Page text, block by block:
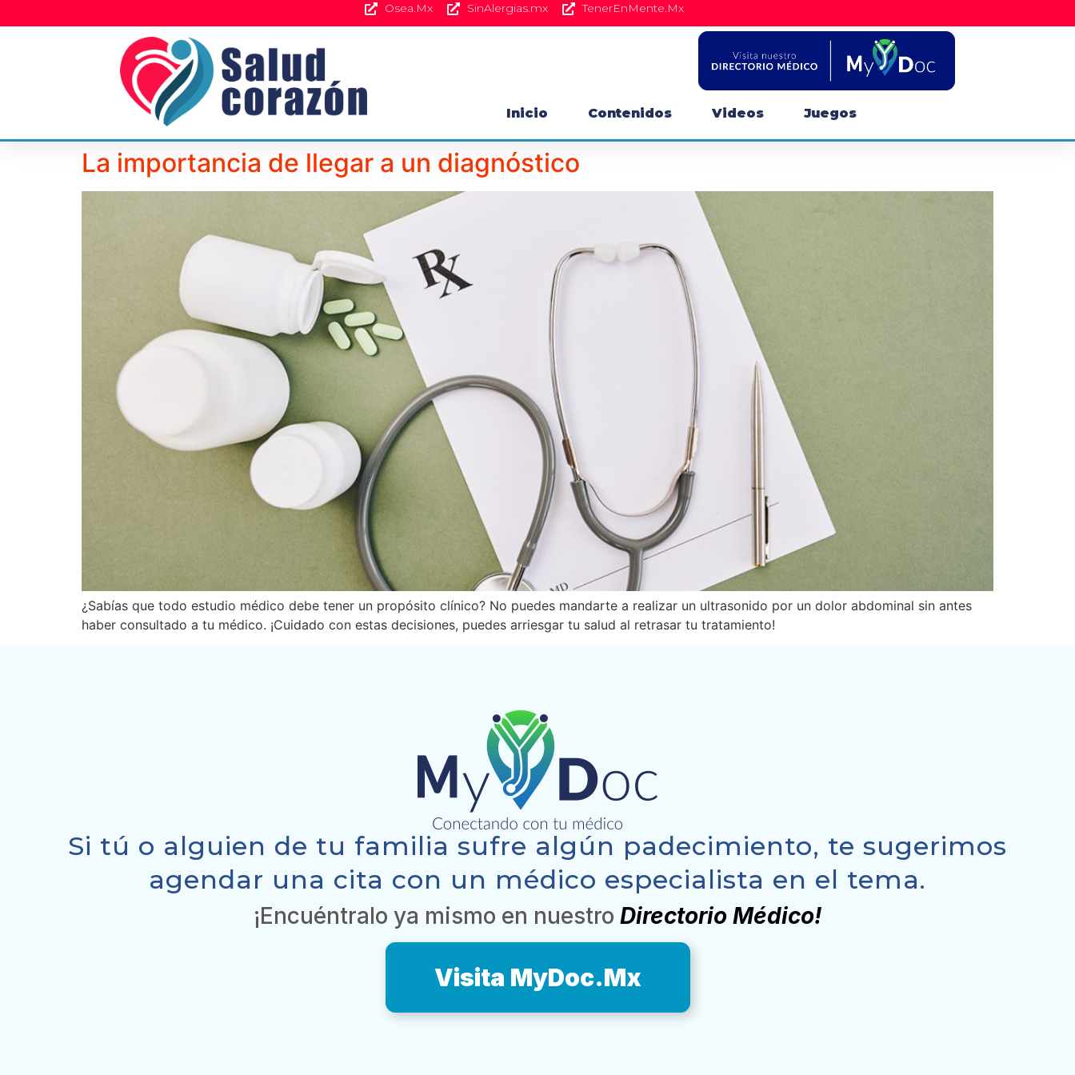
Osea.Mx SinAlergias.mx TenerEnMente.Mx
Inicio Contenidos Videos Juegos
La importancia de llegar a un diagnóstico
¿Sabías que todo estudio médico debe tener un propósito clínico? No puedes mandarte a realizar un ultrasonido por un dolor abdominal sin antes
haber consultado a tu médico. ¡Cuidado con estas decisiones, puedes arriesgar tu salud al retrasar tu tratamiento!
Si tú o alguien de tu familia sufre algún padecimiento, te sugerimos
agendar una cita con un médico especialista en el tema.
¡Encuéntralo ya mismo en nuestro Directorio Médico!
Visita MyDoc.Mx